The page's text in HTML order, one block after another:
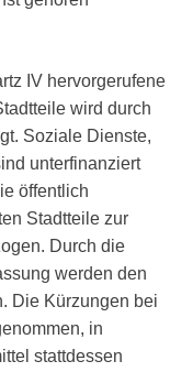
IV hervorgerufene
wird durch
Soziale Dienste,
unterfinanziert
öffentlich
Stadtteile zur
Durch die
werden den
Die Kürzungen bei
in
stattdessen